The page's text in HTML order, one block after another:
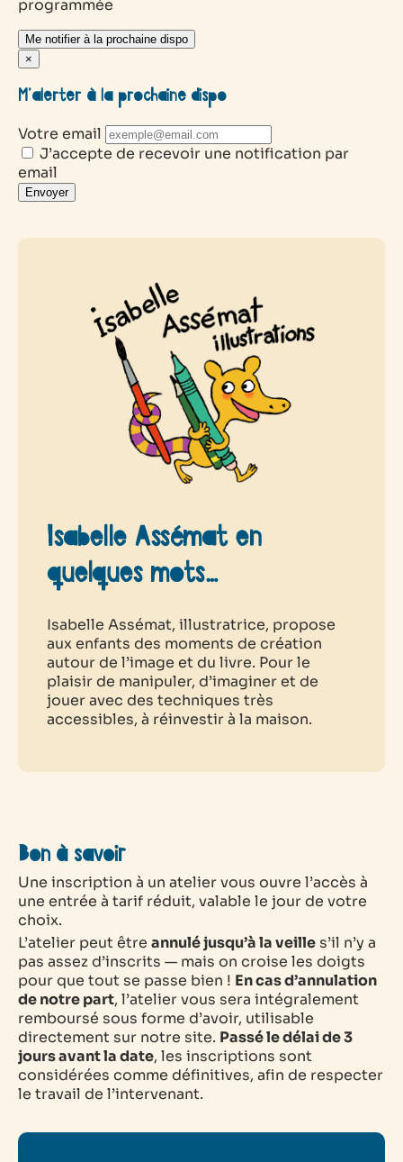
programmée
Me notifier à la prochaine dispo
×
M’alerter à la prochaine dispo
Votre email
J’accepte de recevoir une notification par
email
Envoyer
Isabelle Assémat en
quelques mots…
Isabelle Assémat, illustratrice, propose
aux enfants des moments de création
autour de l’image et du livre. Pour le
plaisir de manipuler, d’imaginer et de
jouer avec des techniques très
accessibles, à réinvestir à la maison.
Bon à savoir
Une inscription à un atelier vous ouvre l’accès à
une entrée à tarif réduit, valable le jour de votre
choix.
L’atelier peut être annulé jusqu’à la veille s’il n’y a
pas assez d’inscrits — mais on croise les doigts
pour que tout se passe bien ! En cas d’annulation
de notre part, l’atelier vous sera intégralement
remboursé sous forme d’avoir, utilisable
directement sur notre site. Passé le délai de 3
jours avant la date, les inscriptions sont
considérées comme définitives, afin de respecter
le travail de l’intervenant.